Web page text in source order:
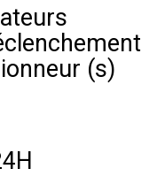
(s)